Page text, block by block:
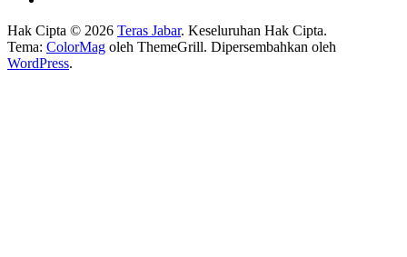
Hak Cipta © 2026 Teras Jabar. Keseluruhan Hak Cipta.
Tema: ColorMag oleh ThemeGrill. Dipersembahkan oleh
WordPress.